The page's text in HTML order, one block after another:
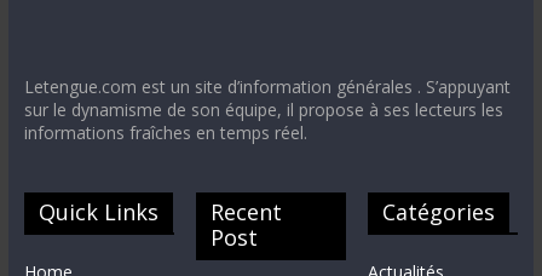
Letengue.com est un site d’information générales . S’appuyant
sur le dynamisme de son équipe, il propose à ses lecteurs les
informations fraîches en temps réel.
Quick Links
Recent
Post
Catégories